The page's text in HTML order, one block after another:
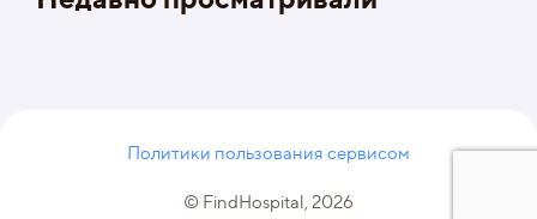
Политики пользования сервисом
© FindHospital, 2026